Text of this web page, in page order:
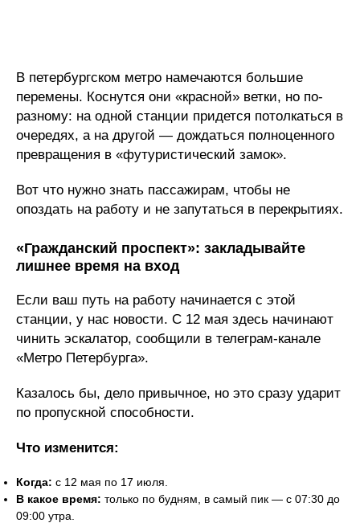
В петербургском метро намечаются большие
перемены. Коснутся они «красной» ветки, но по-
разному: на одной станции придется потолкаться в
очередях, а на другой — дождаться полноценного
превращения в «футуристический замок».
Вот что нужно знать пассажирам, чтобы не
опоздать на работу и не запутаться в перекрытиях.
«Гражданский проспект»: закладывайте
лишнее время на вход
Если ваш путь на работу начинается с этой
станции, у нас новости. С 12 мая здесь начинают
чинить эскалатор, сообщили в телеграм-канале
«Метро Петербурга».
Казалось бы, дело привычное, но это сразу ударит
по пропускной способности.
Что изменится:
Когда: с 12 мая по 17 июля.
В какое время: только по будням, в самый пик — с 07:30 до
09:00 утра.